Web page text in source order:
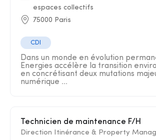
espaces collectifs
75000 Paris
CDI
Dans un monde en évolution
Energies accélère la transition
en concrétisant deux mutations
numérique ...
Technicien de maintenance F/H
Direction Itinérance & Property